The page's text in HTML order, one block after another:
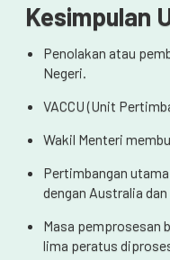
Kesimpulan
Penolakan atau
Negeri.
VACCU (Unit
Wakil Menteri
Pertimbangan
dengan Australia
Masa pemprosesan
lima peratus